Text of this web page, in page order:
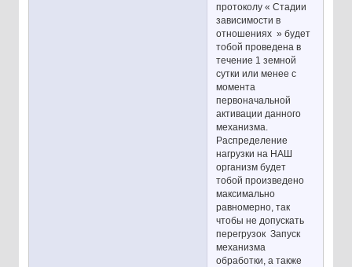
протоколу « Стадии
зависимости в
отношениях » будет
тобой проведена в
течение 1 земной
сутки или менее с
момента
первоначальной
активации данного
механизма.
Распределение
нагрузки на НАШ
организм будет
тобой произведено
максимально
равномерно, так
чтобы не допускать
перегрузок Запуск
механизма
обработки, а также